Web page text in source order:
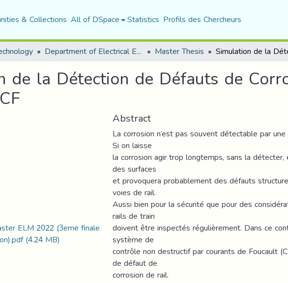
& Collections All of DSpace Statistics Profils des Chercheurs
Department of Electrical Engineering Master Thesis
de la Détection de Défauts de
ELM 2022 (3eme finale
(4.24 MB)
Abstract
La corrosion n’est pas souvent détectable par
Si on laisse
la corrosion agir trop longtemps, sans la détecter,
des surfaces
et provoquera probablement des défauts
voies de rail.
Aussi bien pour la sécurité que pour des
rails de train
doivent être inspectés régulièrement. Dans ce
système de
contrôle non destructif par courants de Foucault
de défaut de
corrosion de rail.